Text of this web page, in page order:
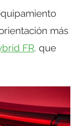
más
FR. que